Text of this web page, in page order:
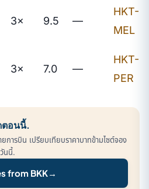
3× 9.5 —
HKT-
MEL
3× 7.0 —
HKT-
PER
ตอนนี้.
การบิน เปรียบเทียบราคาบาทข้ามไซต์จอง
นนี้.
from BKK→